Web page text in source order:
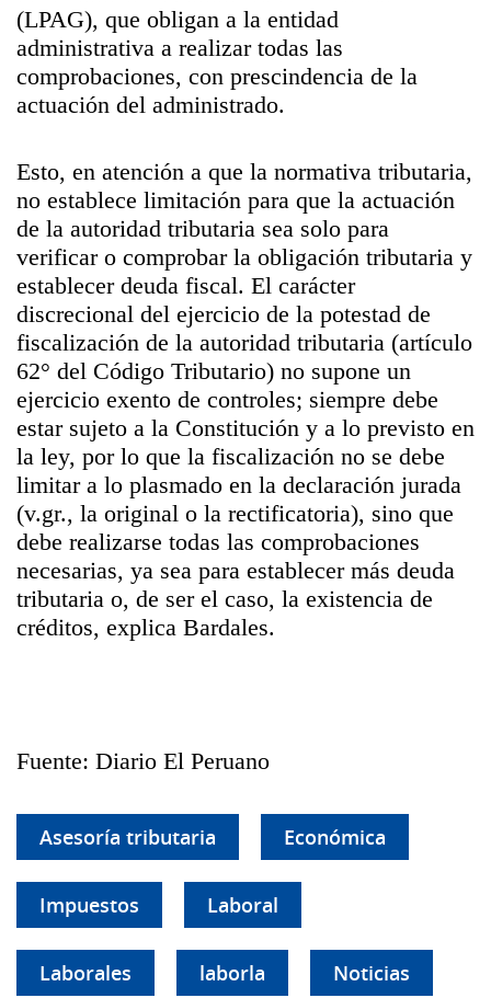
(LPAG), que obligan a la entidad
administrativa a realizar todas las
comprobaciones, con prescindencia de la
actuación del administrado.
Esto, en atención a que la normativa tributaria,
no establece limitación para que la actuación
de la autoridad tributaria sea solo para
verificar o comprobar la obligación tributaria y
establecer deuda fiscal. El carácter
discrecional del ejercicio de la potestad de
fiscalización de la autoridad tributaria (artículo
62° del Código Tributario) no supone un
ejercicio exento de controles; siempre debe
estar sujeto a la Constitución y a lo previsto en
la ley, por lo que la fiscalización no se debe
limitar a lo plasmado en la declaración jurada
(v.gr., la original o la rectificatoria), sino que
debe realizarse todas las comprobaciones
necesarias, ya sea para establecer más deuda
tributaria o, de ser el caso, la existencia de
créditos, explica Bardales.
Fuente: Diario El Peruano
Asesoría tributaria Económica
Impuestos Laboral
Laborales laborla Noticias